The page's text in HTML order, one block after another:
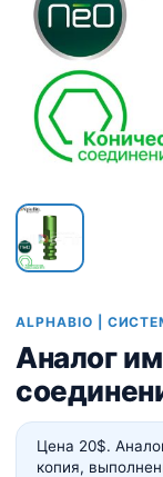
ALPHABIO |
Аналог
Цена 20$.
копия,